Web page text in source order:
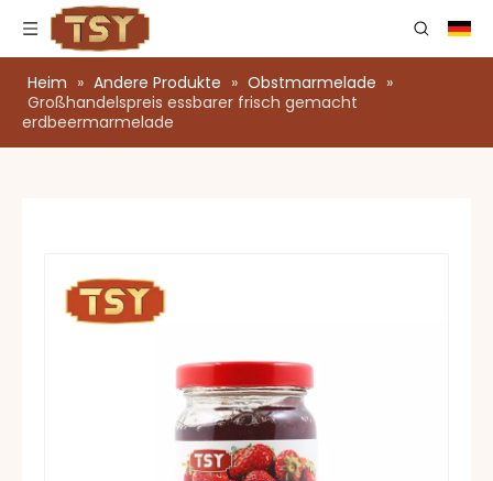
Heim » Andere Produkte » Obstmarmelade »
Großhandelspreis essbarer frisch gemacht
erdbeermarmelade